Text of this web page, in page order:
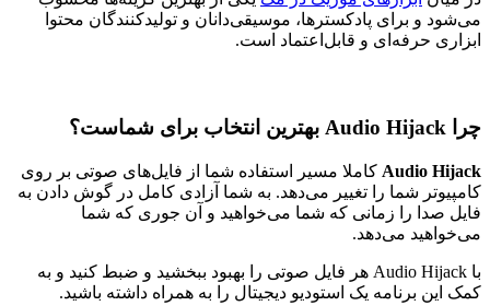
می‌شود و برای پادکسترها، موسیقی‌دانان و تولیدکنندگان محتوا
ابزاری حرفه‌ای و قابل‌اعتماد است.
چرا Audio Hijack بهترین انتخاب برای شماست؟
Audio Hijack کاملا مسیر استفاده شما از فایل‌های صوتی بر روی
کامپیوتر شما را تغییر می‌دهد. به شما آزادی کامل در گوش دادن به
فایل صدا را زمانی که شما می‌خواهید و آن جوری که شما
می‌خواهید می‌دهد.
با Audio Hijack هر فایل صوتی را بهبود ببخشید و ضبط کنید و به
کمک این برنامه یک استودیو دیجیتال را به همراه داشته باشید.